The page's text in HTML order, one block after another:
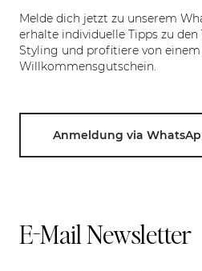
Melde dich jetzt zu unserem
erhalte individuelle Tipps zu den
Styling und profitiere von einem
Willkommensgutschein.
Anmeldung via
E-Mail Newsletter